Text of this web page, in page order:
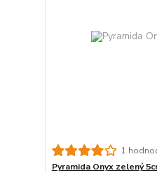
1
Pyramida Onyx zelený